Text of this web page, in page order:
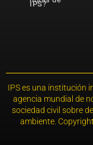
IPS?
IPS es una institución
agencia mundial de
sociedad civil sobre
ambiente.